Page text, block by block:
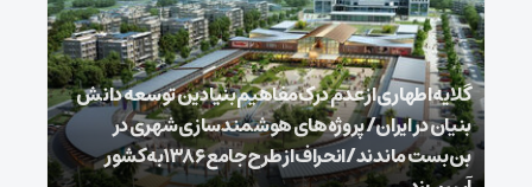
گلایه اطهاری از عدم درک مفاهیم بنیادین توسعه دانش
بنیان در ایران/ پروژه‌های هوشمندسازی شهری در
بن‌بست ماندند/انحراف از طرح جامع ۱۳۸۶ به کشور